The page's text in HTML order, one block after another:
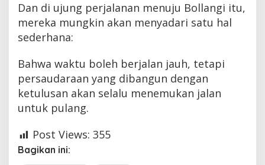
Dan di ujung perjalanan menuju Bollangi itu,
mereka mungkin akan menyadari satu hal
sederhana:
Bahwa waktu boleh berjalan jauh, tetapi
persaudaraan yang dibangun dengan
ketulusan akan selalu menemukan jalan
untuk pulang.
Post Views: 355
Bagikan ini: